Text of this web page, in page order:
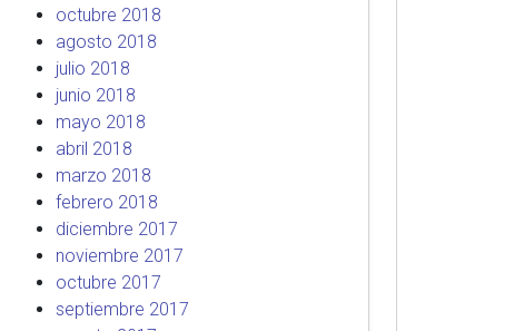
octubre 2018
agosto 2018
julio 2018
junio 2018
mayo 2018
abril 2018
marzo 2018
febrero 2018
diciembre 2017
noviembre 2017
octubre 2017
septiembre 2017